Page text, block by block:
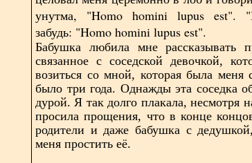
унутма, "Homo homini lupus est".
забудь: "Homo homini lupus est".
Бабушка любила мне рассказывать
связанное с соседской девочкой,
возиться со мной, которая была
было три года. Однажды эта соседка
дурой. Я так долго плакала, несмотря
просила прощения, что в конце
родители и даже бабушка с
меня простить её.